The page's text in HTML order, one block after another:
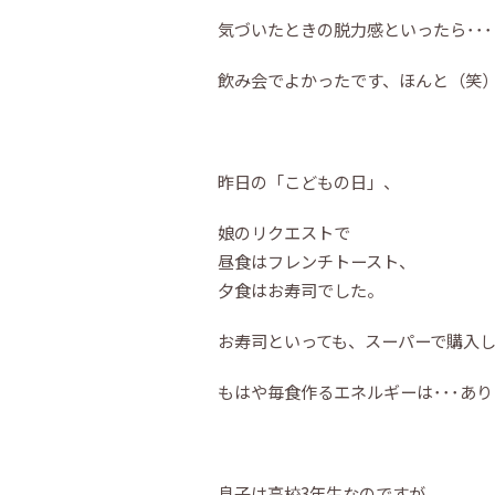
気づいたときの脱力感といったら･･･
飲み会でよかったです、ほんと（笑）
昨日の「こどもの日」、
娘のリクエストで
昼食はフレンチトースト、
夕食はお寿司でした。
お寿司といっても、スーパーで購入し
もはや毎食作るエネルギーは･･･あり